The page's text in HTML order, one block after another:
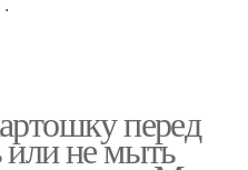
перед
не мыть